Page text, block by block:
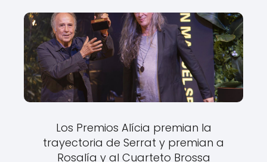
Los Premios Alícia premian la
trayectoria de Serrat y premian a
Rosalía y al Cuarteto Brossa